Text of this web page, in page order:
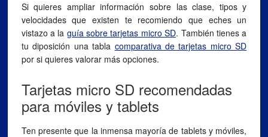
Si quieres ampliar información sobre las clase, tipos y
velocidades que existen te recomiendo que eches un
vistazo a la guía sobre tarjetas micro SD. También tienes a
tu diposición una tabla comparativa de tarjetas micro SD
por si quieres valorar más opciones.
Tarjetas micro SD recomendadas
para móviles y tablets
Ten presente que la inmensa mayoría de tablets y móviles,